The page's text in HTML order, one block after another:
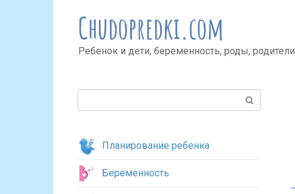
Chudopredki.com
Ребенок и дети, беременность, роды, родители
Планирование ребенка
Беременность